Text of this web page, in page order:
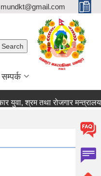
mundkt@gmail.com
सम्पर्क
श्रम तथा रोजगार मन्त्रालय